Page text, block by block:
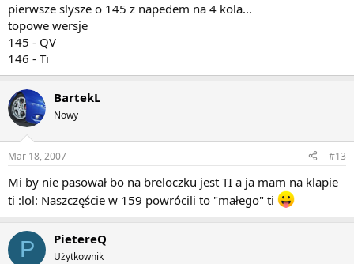
pierwsze slysze o 145 z napedem na 4 kola...
topowe wersje
145 - QV
146 - Ti
BartekL
Nowy
Mar 18, 2007 #13
Mi by nie pasował bo na breloczku jest TI a ja mam na klapie
ti :lol: Naszczęście w 159 powrócili to "małego" ti
P PietereQ
Użytkownik